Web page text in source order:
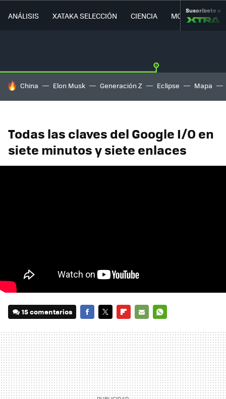
ANÁLISIS XATAKA SELECCIÓN CIENCIA MOVILIDAD
Suscríbete a
HOY SE HABLA DE
China Elon Musk Generación Z Eclipse Mapa
Todas las claves del Google I/O en
siete minutos y siete enlaces
15 comentarios
MAIL